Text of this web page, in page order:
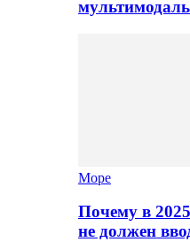
Море
Почему в
не должен